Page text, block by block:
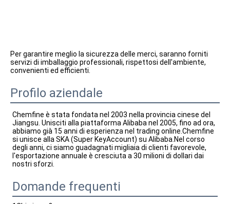
Per garantire meglio la sicurezza delle merci, saranno forniti
servizi di imballaggio professionali, rispettosi dell'ambiente,
convenienti ed efficienti.
Profilo aziendale
Chemfine è stata fondata nel 2003 nella provincia cinese del
Jiangsu. Unisciti alla piattaforma Alibaba nel 2005, fino ad ora,
abbiamo già 15 anni di esperienza nel trading online.Chemfine
si unisce alla SKA (Super KeyAccount) su Alibaba.Nel corso
degli anni, ci siamo guadagnati migliaia di clienti favorevole,
l'esportazione annuale è cresciuta a 30 milioni di dollari dai
nostri sforzi.
Domande frequenti